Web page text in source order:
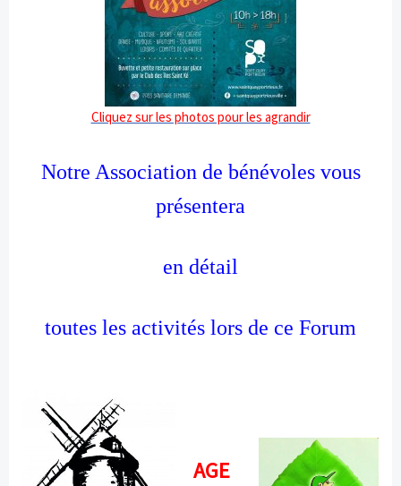
Cliquez sur les photos pour les agrandir
Notre Association de bénévoles vous
présentera
en détail
toutes les activités lors de ce Forum
AGE